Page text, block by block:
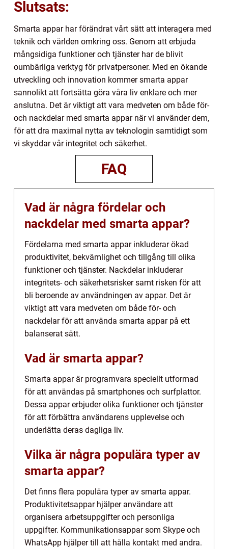
Slutsats:
Smarta appar har förändrat vårt sätt att interagera med
teknik och världen omkring oss. Genom att erbjuda
mångsidiga funktioner och tjänster har de blivit
oumbärliga verktyg för privatpersoner. Med en ökande
utveckling och innovation kommer smarta appar
sannolikt att fortsätta göra våra liv enklare och mer
anslutna. Det är viktigt att vara medveten om både för-
och nackdelar med smarta appar när vi använder dem,
för att dra maximal nytta av teknologin samtidigt som
vi skyddar vår integritet och säkerhet.
FAQ
Vad är några fördelar och
nackdelar med smarta appar?
Fördelarna med smarta appar inkluderar ökad
produktivitet, bekvämlighet och tillgång till olika
funktioner och tjänster. Nackdelar inkluderar
integritets- och säkerhetsrisker samt risken för att
bli beroende av användningen av appar. Det är
viktigt att vara medveten om både för- och
nackdelar för att använda smarta appar på ett
balanserat sätt.
Vad är smarta appar?
Smarta appar är programvara speciellt utformad
för att användas på smartphones och surfplattor.
Dessa appar erbjuder olika funktioner och tjänster
för att förbättra användarens upplevelse och
underlätta deras dagliga liv.
Vilka är några populära typer av
smarta appar?
Det finns flera populära typer av smarta appar.
Produktivitetsappar hjälper användare att
organisera arbetsuppgifter och personliga
uppgifter. Kommunikationsappar som Skype och
WhatsApp hjälper till att hålla kontakt med andra.